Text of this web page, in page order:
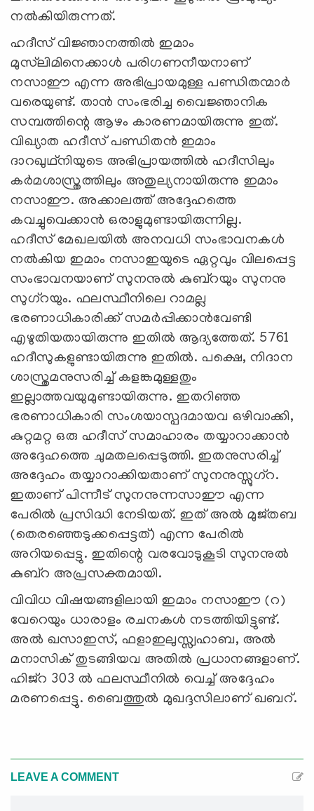
നല്‍കിയിരുന്നത്.
ഹദീസ് വിജ്ഞാനത്തില്‍ ഇമാം
മുസ്‌ലിമിനെക്കാള്‍ പരിഗണനീയനാണ്
നസാഈ എന്ന അഭിപ്രായമുള്ള പണ്ഡിതന്മാര്‍
വരെയുണ്ട്. താന്‍ സംഭരിച്ച വൈജ്ഞാനിക
സമ്പത്തിന്റെ ആഴം കാരണമായിരുന്നു ഇത്.
വിഖ്യാത ഹദീസ് പണ്ഡിതന്‍ ഇമാം
ദാറഖുഥ്‌നിയുടെ അഭിപ്രായത്തില്‍ ഹദീസിലും
കര്‍മശാസ്ത്രത്തിലും അതുല്യനായിരുന്നു ഇമാം
നസാഈ. അക്കാലത്ത് അദ്ദേഹത്തെ
കവച്ചുവെക്കാന്‍ ഒരാളുമുണ്ടായിരുന്നില്ല.
ഹദീസ് മേഖലയില്‍ അനവധി സംഭാവനകള്‍
നല്‍കിയ ഇമാം നസാഇയുടെ ഏറ്റവും വിലപ്പെട്ട
സംഭാവനയാണ് സുനനുല്‍ കുബ്‌റയും സുനനു
സുഗ്‌റയും. ഫലസ്ഥീനിലെ റാമല്ല
ഭരണാധികാരിക്ക് സമര്‍പ്പിക്കാന്‍വേണ്ടി
എഴുതിയതായിരുന്നു ഇതില്‍ ആദ്യത്തേത്. 5761
ഹദീസുകളുണ്ടായിരുന്നു ഇതില്‍. പക്ഷെ, നിദാന
ശാസ്ത്രമനുസരിച്ച് കളങ്കമുള്ളതും
ഇല്ലാത്തവയുമുണ്ടായിരുന്നു. ഇതറിഞ്ഞ
ഭരണാധികാരി സംശയാസ്പദമായവ ഒഴിവാക്കി,
കുറ്റമറ്റ ഒരു ഹദീസ് സമാഹാരം തയ്യാറാക്കാന്‍
അദ്ദേഹത്തെ ചുമതലപ്പെടുത്തി. ഇതനുസരിച്ച്
അദ്ദേഹം തയ്യാറാക്കിയതാണ് സുനനുസ്സുഗ്‌റ.
ഇതാണ് പിന്നീട് സുനനുന്നസാഈ എന്ന
പേരില്‍ പ്രസിദ്ധി നേടിയത്. ഇത് അല്‍ മുജ്തബ
(തെരഞ്ഞെടുക്കപ്പെട്ടത്) എന്ന പേരില്‍
അറിയപ്പെട്ടു. ഇതിന്റെ വരവോടുകൂടി സുനനുല്‍
കുബ്‌റ അപ്രസക്തമായി.
വിവിധ വിഷയങ്ങളിലായി ഇമാം നസാഈ (റ)
വേറെയും ധാരാളം രചനകള്‍ നടത്തിയിട്ടുണ്ട്.
അല്‍ ഖസാഇസ്, ഫളാഇലുസ്സ്വഹാബ, അല്‍
മനാസിക് തുടങ്ങിയവ അതില്‍ പ്രധാനങ്ങളാണ്.
ഹിജ്‌റ 303 ല്‍ ഫലസ്ഥീനില്‍ വെച്ച് അദ്ദേഹം
മരണപ്പെട്ടു. ബൈത്തുല്‍ മുഖദ്ദസിലാണ് ഖബറ്.
LEAVE A COMMENT